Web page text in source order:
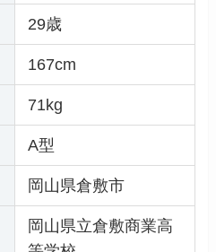
29歳
167cm
71kg
A型
岡山県倉敷市
岡山県立倉敷商業高